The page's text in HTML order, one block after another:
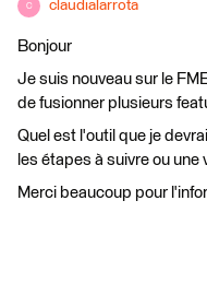
C claudialarrota
Bonjour
Je suis nouveau sur le
de fusionner plusieurs
Quel est l'outil que je
les étapes à suivre ou
Merci beaucoup pour